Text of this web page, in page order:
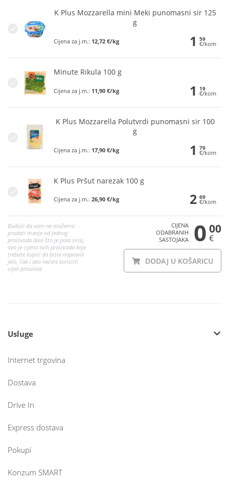
K Plus Mozzarella mini Meki punomasni sir 125
g
Cijena za j.m.: 12,72 €/kg 1 59
€/kom
Minute Rikula 100 g
Cijena za j.m.: 11,90 €/kg 1 19
€/kom
K Plus Mozzarella Polutvrdi punomasni sir 100
g
Cijena za j.m.: 17,90 €/kg 1 79
€/kom
K Plus Pršut narezak 100 g
Cijena za j.m.: 26,90 €/kg 2 69
€/kom
Budući da vam ne možemo
prodati manje od jednog
proizvoda (kao što je pola sira),
ovo je cijena svih proizvoda koje
trebate kupiti da biste napravili
jelo, čak i ako nećete koristiti
cijeli proizvod.
CIJENA
ODABRANIH
SASTOJAKA
0 00
€
DODAJ U KOŠARICU
Usluge
Internet trgovina
Dostava
Drive In
Express dostava
Pokupi
Konzum SMART